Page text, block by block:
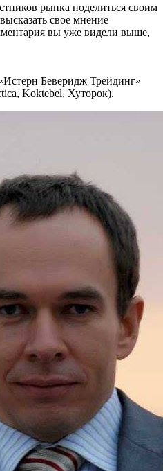
рынка поделиться своим
свое мнение
вы уже видели выше,
Беверидж Трейдинг»
Koktebel, Хуторок).